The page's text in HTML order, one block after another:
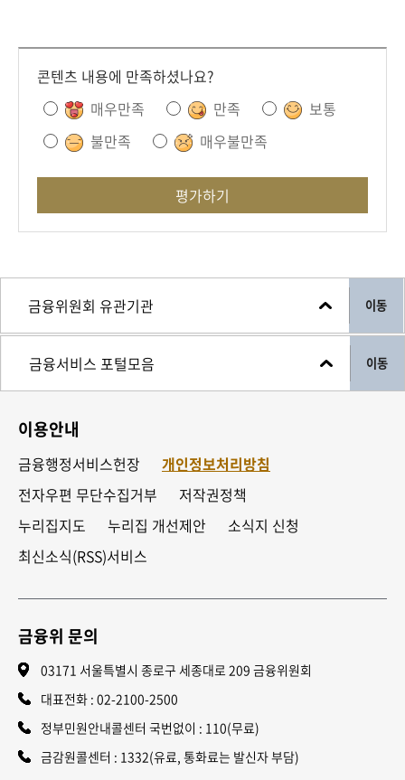
콘텐츠 내용에 만족하셨나요?
매우만족
만족
보통
불만족
매우불만족
평가하기
이동
이동
이용안내
금융행정서비스헌장
개인정보처리방침
전자우편 무단수집거부
저작권정책
누리집지도
누리집 개선제안
소식지 신청
최신소식(RSS)서비스
금융위 문의
03171 서울특별시 종로구 세종대로 209 금융위원회
대표전화 : 02-2100-2500
정부민원안내콜센터 국번없이 : 110(무료)
금감원콜센터 : 1332(유료, 통화료는 발신자 부담)